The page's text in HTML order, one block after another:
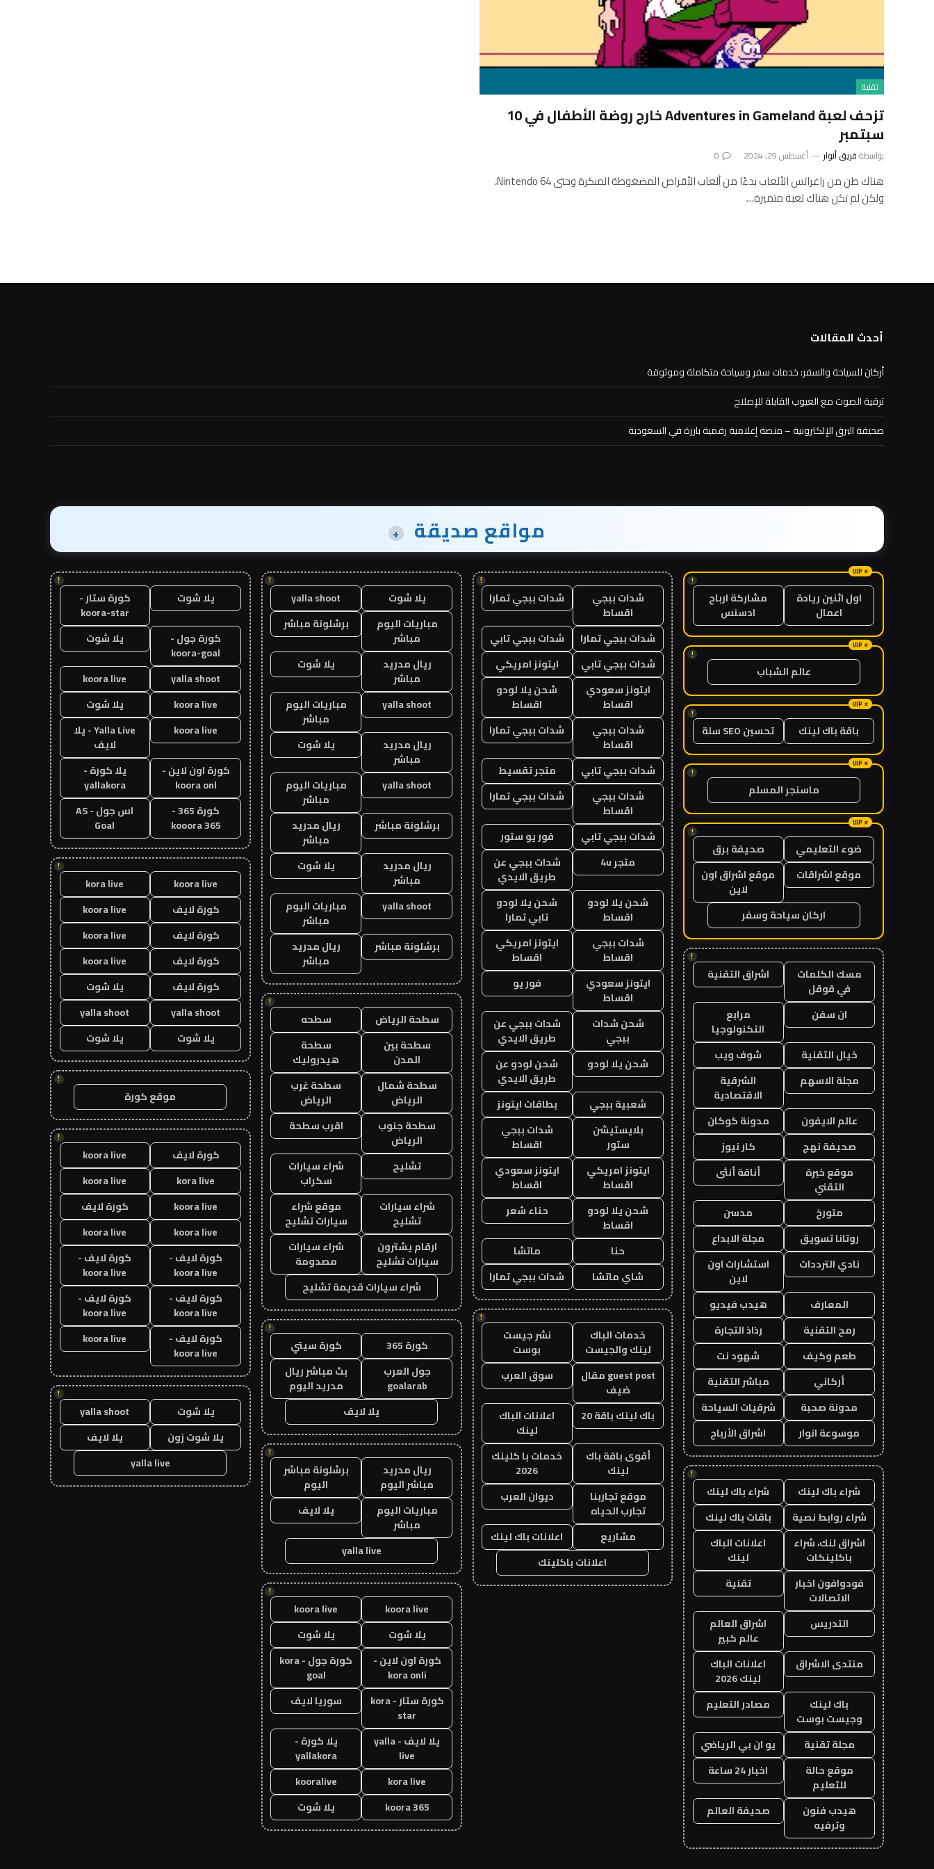
تقنية
تزحف لعبة Adventures in Gameland خارج روضة الأطفال في 10
سبتمبر
بواسطةفريق أنوار أغسطس 29, 2024 0
هناك طن من راغراتس الألعاب بدءًا من ألعاب الأقراص المضغوطة المبكرة وحتى Nintendo 64،
ولكن لم تكن هناك لعبة متميزة…
أحدث المقالات
أركان للسياحة والسفر: خدمات سفر وسياحة متكاملة وموثوقة
ترقية الصوت مع العيوب القابلة للإصلاح
صحيفة البرق الإلكترونية – منصة إعلامية رقمية بارزة في السعودية
مواقع صديقة +
!
اول اثنين ريادة
اعمال
مشاركة ارباح
ادسنس
!
عالم الشباب
!
باقة باك لينك تحسين SEO سلة
!
ماسنجر المسلم
!
ضوء التعليمي
صحيفة برق
موقع اشراقات
موقع اشراق اون
لاين
اركان سياحة وسفر
!
مسك الكلمات
في قوقل
اشراق التقنية
ان سفن
مرابع
التكنولوجيا
خيال التقنية
شوف ويب
مجلة الاسهم
الشرقية
الاقتصادية
عالم الايفون
مدونة كوكان
صحيفة نهج
كار نيوز
موقع خبرة
التقني
أناقة أنثى
متورخ
مدسن
روتانا تسويق
مجلة الابداع
نادي الترددات
استشارات اون
لاين
المعارف
هيدب فيديو
رمح التقنية
رذاذ التجارة
طعم وكيف
شهود نت
أركاني
مباشر التقنية
مدونة صحبة
شرقيات السياحة
موسوعة انوار
اشراق الأرباح
!
شراء باك لينك
شراء باك لينك
شراء روابط نصية
باقات باك لينك
اشراق لنك، شراء
باكلينكات
اعلانات الباك
لينك
فودوافون اخبار
الاتصالات
تقنية
التدريس
اشراق العالم
عالم كبير
منتدى الاشراق
اعلانات الباك
لينك 2026
باك لينك
وجيست بوست
مصادر التعليم
مجلة تقنية
يو ان بي الرياضي
موقع حالة
للتعليم
اخبار 24 ساعة
هيدب فنون
وترفيه
صحيفة العالم
!
شدات ببجي
اقساط
شدات ببجي تمارا
شدات ببجي تمارا
شدات ببجي تابي
شدات ببجي تابي
ايتونز امريكي
ايتونز سعودي
اقساط
شحن يلا لودو
اقساط
شدات ببجي
اقساط
شدات ببجي تمارا
شدات ببجي تابي
متجر تقسيط
شدات ببجي
اقساط
شدات ببجي تمارا
شدات ببجي تابي
فور يو ستور
متجر 4u
شدات ببجي عن
طريق الايدي
شحن يلا لودو
اقساط
شحن يلا لودو
تابي تمارا
شدات ببجي
اقساط
ايتونز امريكي
اقساط
ايتونز سعودي
اقساط
فور يو
شحن شدات
ببجي
شدات ببجي عن
طريق الايدي
شحن يلا لودو
شحن لودو عن
طريق الايدي
شعبية ببجي
بطاقات ايتونز
بلايستيشن
ستور
شدات ببجي
اقساط
ايتونز امريكي
اقساط
ايتونز سعودي
اقساط
شحن يلا لودو
اقساط
حناء شعر
حنا
ماتشا
شاي ماتشا
شدات ببجي تمارا
!
خدمات الباك
لينك والجيست
نشر جيست
بوست
guest post مقال
ضيف
سوق العرب
باك لينك باقة 20
اعلانات الباك
لينك
أقوى باقة باك
لينك
خدمات با كلينك
2026
موقع تجاربنا
تجارب الحياه
ديوان العرب
مشاريع
اعلانات باك لينك
اعلانات باكلينك
!
يلا شوت
yalla shoot
مباريات اليوم
مباشر
برشلونة مباشر
ريال مدريد
مباشر
يلا شوت
yalla shoot
مباريات اليوم
مباشر
ريال مدريد
مباشر
يلا شوت
yalla shoot
مباريات اليوم
مباشر
برشلونة مباشر
ريال مدريد
مباشر
ريال مدريد
مباشر
يلا شوت
yalla shoot
مباريات اليوم
مباشر
برشلونة مباشر
ريال مدريد
مباشر
!
سطحة الرياض
سطحه
سطحة بين
المدن
سطحة
هيدروليك
سطحة شمال
الرياض
سطحة غرب
الرياض
سطحة جنوب
الرياض
اقرب سطحة
تشليح
شراء سيارات
سكراب
شراء سيارات
تشليح
موقع شراء
سيارات تشليح
ارقام يشترون
سيارات تشليح
شراء سيارات
مصدومة
شراء سيارات قديمة تشليح
!
كورة 365
كورة سيتي
جول العرب
goalarab
بث مباشر ريال
مدريد اليوم
يلا لايف
!
ريال مدريد
مباشر اليوم
برشلونة مباشر
اليوم
مباريات اليوم
مباشر
يلا لايف
yalla live
!
koora live
koora live
يلا شوت
يلا شوت
كورة اون لاين -
kora onli
كورة جول - kora
goal
كورة ستار - kora
star
سوريا لايف
يلا لايف - yalla
live
يلا كورة -
yallakora
kora live
kooralive
koora 365
يلا شوت
!
يلا شوت
كورة ستار -
koora-star
كورة جول -
koora-goal
يلا شوت
yalla shoot
koora live
koora live
يلا شوت
koora live
Yalla Live - يلا
لايف
كورة اون لاين -
koora onl
يلا كورة -
yallakora
كورة 365 -
kooora 365
اس جول - AS
Goal
!
koora live
kora live
كورة لايف
koora live
كورة لايف
koora live
كورة لايف
koora live
كورة لايف
يلا شوت
yalla shoot
yalla shoot
يلا شوت
يلا شوت
!
موقع كورة
!
كورة لايف
koora live
kora live
koora live
koora live
كورة لايف
koora live
koora live
كورة لايف -
koora live
كورة لايف -
koora live
كورة لايف -
koora live
كورة لايف -
koora live
كورة لايف -
koora live
koora live
!
يلا شوت
yalla shoot
يلا شوت زون
يلا لايف
yalla live